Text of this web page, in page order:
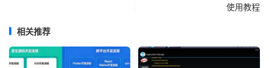
使用教程
相关推荐